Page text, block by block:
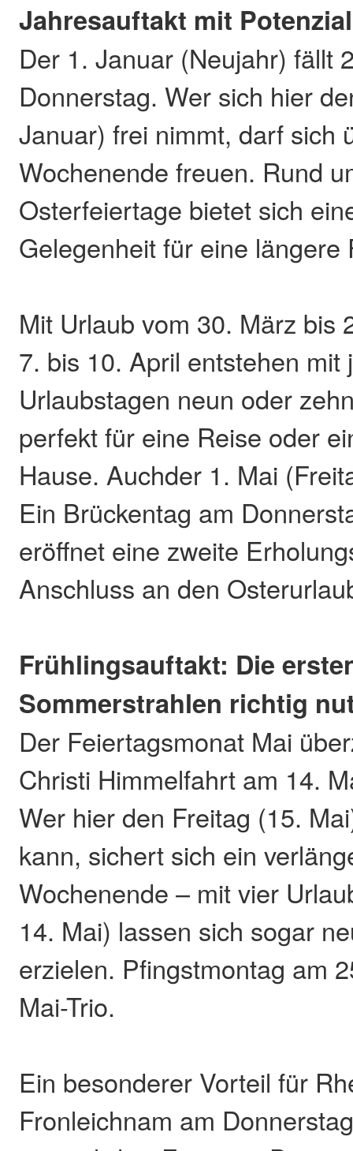
Jahresauftakt mit Potenzial
Der 1. Januar (Neujahr) fällt
Donnerstag. Wer sich hier
Januar) frei nimmt, darf sich
Wochenende freuen. Rund
Osterfeiertage bietet sich
Gelegenheit für eine längere
Mit Urlaub vom 30. März bis
7. bis 10. April entstehen mit
Urlaubstagen neun oder
perfekt für eine Reise oder
Hause. Auchder 1. Mai
Ein Brückentag am
eröffnet eine zweite
Anschluss an den
Frühlingsauftakt: Die
Sommerstrahlen richtig
Der Feiertagsmonat Mai
Christi Himmelfahrt am 14.
Wer hier den Freitag (15.
kann, sichert sich ein
Wochenende – mit vier
14. Mai) lassen sich sogar
erzielen. Pfingstmontag am
Mai-Trio.
Ein besonderer Vorteil für
Fronleichnam am